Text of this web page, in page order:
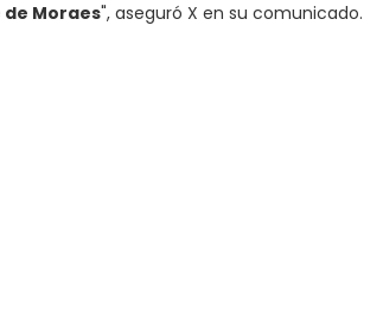
Moraes", aseguró X en su comunicado.